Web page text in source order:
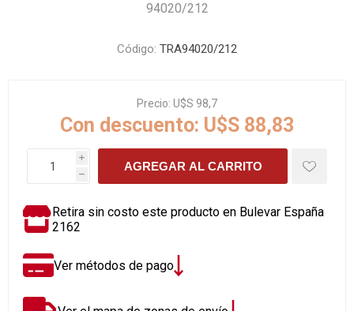
94020/212
Código: TRA94020/212
Precio: U$S 98,7
Con descuento: U$S 88,83
i
h
AGREGAR AL CARRITO
Retira sin costo este producto en Bulevar España
2162
Ver métodos de pago